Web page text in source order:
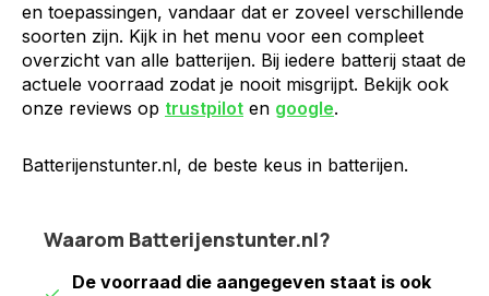
en toepassingen, vandaar dat er zoveel verschillende
soorten zijn. Kijk in het menu voor een compleet
overzicht van alle batterijen. Bij iedere batterij staat de
actuele voorraad zodat je nooit misgrijpt. Bekijk ook
onze reviews op trustpilot en google.
Batterijenstunter.nl, de beste keus in batterijen.
Waarom Batterijenstunter.nl?
De voorraad die aangegeven staat is ook